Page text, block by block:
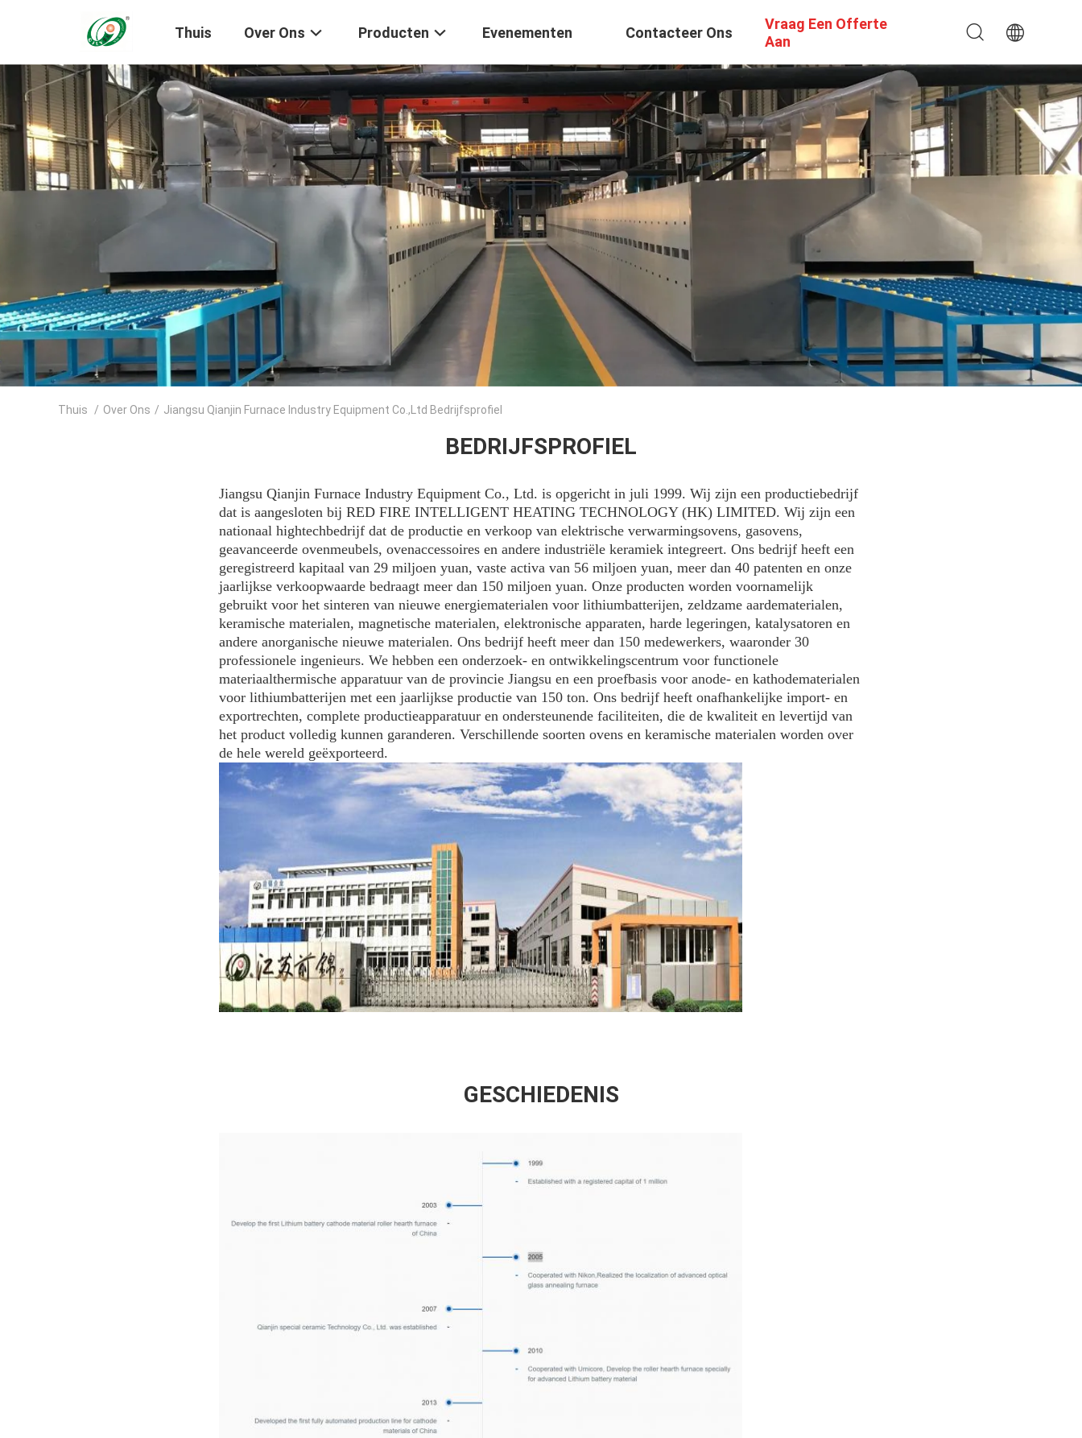
Thuis Over Ons Producten Evenementen Contacteer Ons
Vraag Een Offerte
Aan
Thuis / Over Ons / Jiangsu Qianjin Furnace Industry Equipment Co.,Ltd Bedrijfsprofiel
BEDRIJFSPROFIEL
Jiangsu Qianjin Furnace Industry Equipment Co., Ltd. is opgericht in juli 1999. Wij zijn een productiebedrijf
dat is aangesloten bij RED FIRE INTELLIGENT HEATING TECHNOLOGY (HK) LIMITED. Wij zijn een
nationaal hightechbedrijf dat de productie en verkoop van elektrische verwarmingsovens, gasovens,
geavanceerde ovenmeubels, ovenaccessoires en andere industriële keramiek integreert. Ons bedrijf heeft een
geregistreerd kapitaal van 29 miljoen yuan, vaste activa van 56 miljoen yuan, meer dan 40 patenten en onze
jaarlijkse verkoopwaarde bedraagt meer dan 150 miljoen yuan. Onze producten worden voornamelijk
gebruikt voor het sinteren van nieuwe energiematerialen voor lithiumbatterijen, zeldzame aardematerialen,
keramische materialen, magnetische materialen, elektronische apparaten, harde legeringen, katalysatoren en
andere anorganische nieuwe materialen. Ons bedrijf heeft meer dan 150 medewerkers, waaronder 30
professionele ingenieurs. We hebben een onderzoek- en ontwikkelingscentrum voor functionele
materiaalthermische apparatuur van de provincie Jiangsu en een proefbasis voor anode- en kathodematerialen
voor lithiumbatterijen met een jaarlijkse productie van 150 ton. Ons bedrijf heeft onafhankelijke import- en
exportrechten, complete productieapparatuur en ondersteunende faciliteiten, die de kwaliteit en levertijd van
het product volledig kunnen garanderen. Verschillende soorten ovens en keramische materialen worden over
de hele wereld geëxporteerd.
GESCHIEDENIS